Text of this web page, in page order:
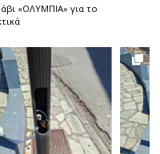
«ΟΛΥΜΠΙΑ» για το